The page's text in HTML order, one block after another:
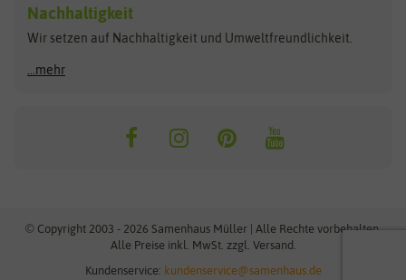
Heizmatte & Heizkabel
Kokos-Quelltabletten
Zimmergewächshaus
Maissamen
Carl Pabst
Florissa
Flortis
Franchi Sementi
Hortitops
JUB Holland
Küpper
Nachhaltigkeit
Wir setzen auf Nachhaltigkeit und Umweltfreundlichkeit.
...mehr
© Copyright 2003 - 2026 Samenhaus Müller | Alle Rechte vorbehalten.
Alle Preise inkl. MwSt. zzgl. Versand.
Kundenservice: kundenservice@samenhaus.de